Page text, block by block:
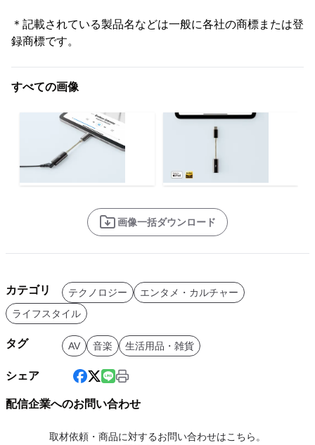
＊記載されている製品名などは一般に各社の商標または登
録商標です。
すべての画像
画像一括ダウンロード
カテゴリ テクノロジー
エンタメ・カルチャー
ライフスタイル
タグ AV 音楽 生活用品・雑貨
シェア
配信企業へのお問い合わせ
取材依頼・商品に対するお問い合わせはこちら。